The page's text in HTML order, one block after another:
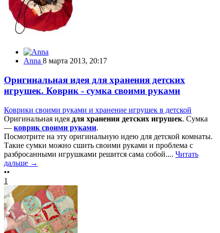
Anna 8 марта 2013, 20:17
Оригинальная идея для хранения детских
игрушек. Коврик - сумка своими руками
Коврики своими руками и хранение игрушек в детской
Оригинальная идея для хранения детских игрушек. Сумка
— коврик своими руками.
Посмотрите на эту оригинальную идею для детской комнаты.
Такие сумки можно сшить своими руками и проблема с
разбросанными игрушками решится сама собой.... Читать
дальше →
••
1